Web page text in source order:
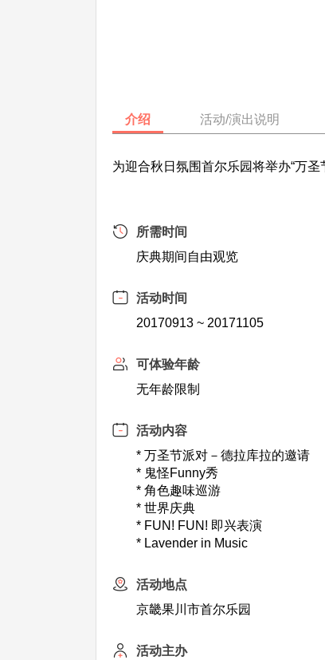
介绍 活动/演出说明
为迎合秋日氛围首尔乐园将举办“万
所需时间
庆典期间自由观览
活动时间
20170913 ~ 20171105
可体验年龄
无年龄限制
活动内容
* 万圣节派对－德拉库拉的邀请
* 鬼怪Funny秀
* 角色趣味巡游
* 世界庆典
* FUN! FUN! 即兴表演
* Lavender in Music
活动地点
京畿果川市首尔乐园
活动主办